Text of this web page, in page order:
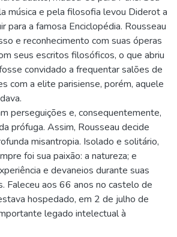
música e pela filosofia levou Diderot a
para a famosa Enciclopédia. Rousseau
e reconhecimento com suas óperas
seus escritos filosóficos, o que abriu
convidado a frequentar salões de
com a elite parisiense, porém, aquele
perseguições e, consequentemente,
prófuga. Assim, Rousseau decide
misantropia. Isolado e solitário,
foi sua paixão: a natureza; e
e devaneios durante suas
Faleceu aos 66 anos no castelo de
hospedado, em 2 de julho de
legado intelectual à